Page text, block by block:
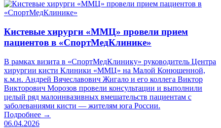
Кистевые хирурги «ММЦ» провели прием
пациентов в «СпортМедКлинике»
В рамках визита в «СпортМедКлинику» руководитель Центра
хирургии кисти Клиники «ММЦ» на Малой Конюшенной,
к.м.н. Андрей Вячеславович Жигало и его коллега Виктор
Викторович Морозов провели консультации и выполнили
целый ряд малоинвазивных вмешательств пациентам с
заболеваниями кисти — жителям юга России.
Подробнее →
06.04.2026